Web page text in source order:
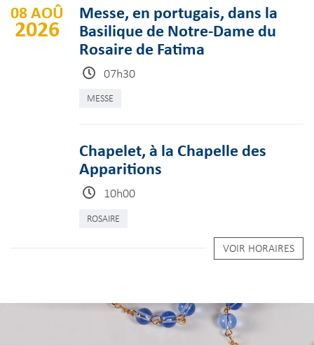
08 AOÛ
2026
Messe, en portugais, dans la
Basilique de Notre-Dame du
Rosaire de Fatima
07h30
MESSE
Chapelet, à la Chapelle des
Apparitions
10h00
ROSAIRE
VOIR HORAIRES